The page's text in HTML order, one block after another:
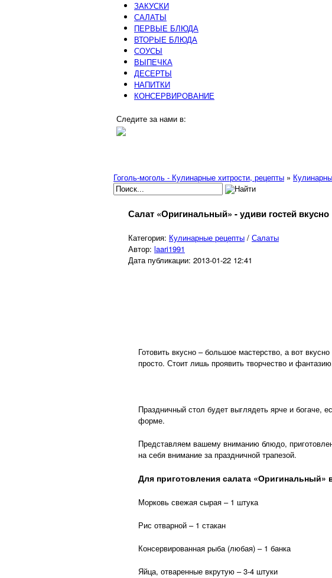
ЗАКУСКИ
САЛАТЫ
ПЕРВЫЕ БЛЮДА
ВТОРЫЕ БЛЮДА
СОУСЫ
ВЫПЕЧКА
ДЕСЕРТЫ
НАПИТКИ
КОНСЕРВИРОВАНИЕ
Следите за нами в:
Гоголь-моголь - Кулинарные хитрости, рецепты »
Салат «Оригинальный» - удиви гостей вкусно
Категория: Кулинарные рецепты / Салаты
Автор: laari1991
Дата публикации: 2013-01-22 12:41
Готовить вкусно – большое мастерство, а вот
просто. Стоит лишь проявить творчество и
Праздничный стол будет выглядеть ярче и богаче,
форме.
Представляем вашему вниманию блюдо,
на себя внимание за праздничной трапезой.
Для приготовления салата «Оригинальный»
Морковь свежая сырая – 1 штука
Рис отварной – 1 стакан
Консервированная рыба (любая) – 1 банка
Яйца, отваренные вкрутую – 3-4 штуки